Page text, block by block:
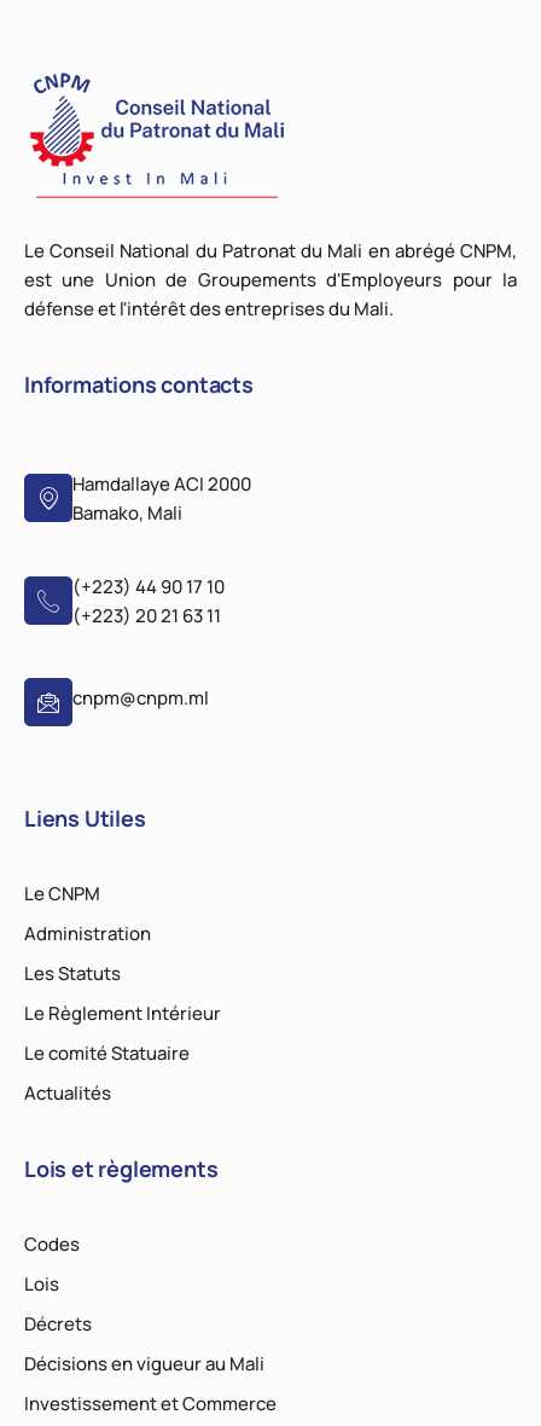
Le Conseil National du Patronat du Mali en abrégé CNPM,
est une Union de Groupements d'Employeurs pour la
défense et l'intérêt des entreprises du Mali.
Informations contacts
Hamdallaye ACI 2000
Bamako, Mali
(+223) 44 90 17 10
(+223) 20 21 63 11
cnpm@cnpm.ml
Liens Utiles
Le CNPM
Administration
Les Statuts
Le Règlement Intérieur
Le comité Statuaire
Actualités
Lois et règlements
Codes
Lois
Décrets
Décisions en vigueur au Mali
Investissement et Commerce